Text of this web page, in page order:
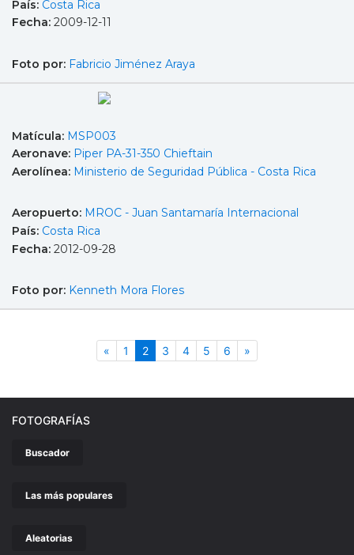
País: Costa Rica
Fecha: 2009-12-11
Foto por: Fabricio Jiménez Araya
Matícula: MSP003
Aeronave: Piper PA-31-350 Chieftain
Aerolínea: Ministerio de Seguridad Pública - Costa Rica
Aeropuerto: MROC - Juan Santamaría Internacional
País: Costa Rica
Fecha: 2012-09-28
Foto por: Kenneth Mora Flores
« Anterior
1 2(actual)
3 4 5 6 »
FOTOGRAFÍAS
Buscador
Las más populares
Aleatorias